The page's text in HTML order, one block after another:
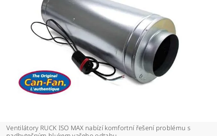
Ventilátory RUCK ISO MAX nabízí komfortní řešení problému s